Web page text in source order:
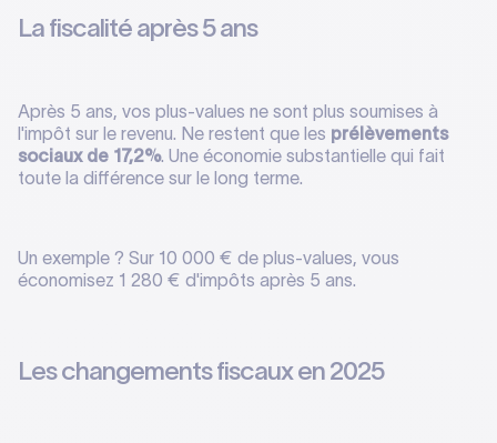
La fiscalité après 5 ans
Après 5 ans, vos plus-values ne sont plus soumises à
l'impôt sur le revenu. Ne restent que les prélèvements
sociaux de 17,2%. Une économie substantielle qui fait
toute la différence sur le long terme.
Un exemple ? Sur 10 000 € de plus-values, vous
économisez 1 280 € d'impôts après 5 ans.
Les changements fiscaux en 2025